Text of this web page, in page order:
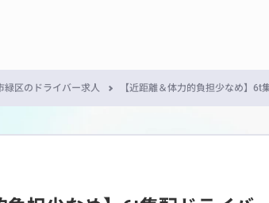
緑区のドライバー求人 【近距離＆体力的負担少なめ】